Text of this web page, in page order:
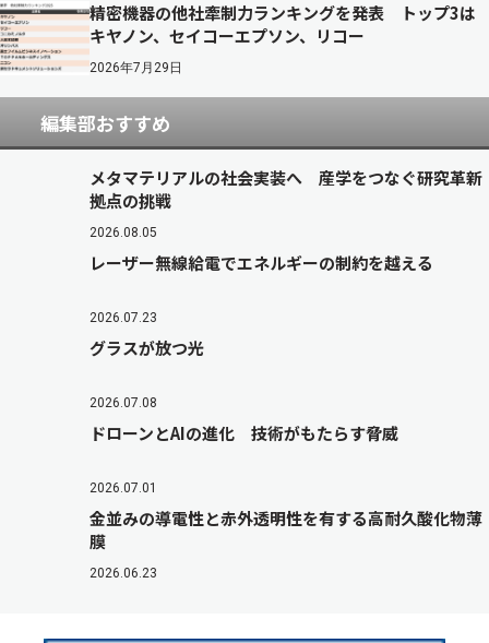
精密機器の他社牽制力ランキングを発表 トップ3は
キヤノン、セイコーエプソン、リコー
2026年7月29日
編集部おすすめ
メタマテリアルの社会実装へ 産学をつなぐ研究革新
拠点の挑戦
2026.08.05
レーザー無線給電でエネルギーの制約を越える
2026.07.23
グラスが放つ光
2026.07.08
ドローンとAIの進化 技術がもたらす脅威
2026.07.01
金並みの導電性と赤外透明性を有する高耐久酸化物薄
膜
2026.06.23